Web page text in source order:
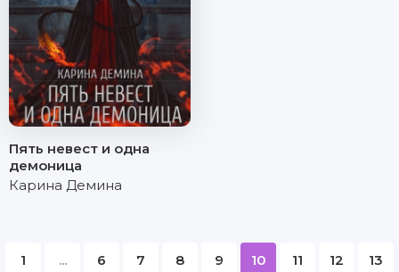
Пять невест и одна
демоница
Карина Демина
1 ... 6 7 8 9 10 11 12 13